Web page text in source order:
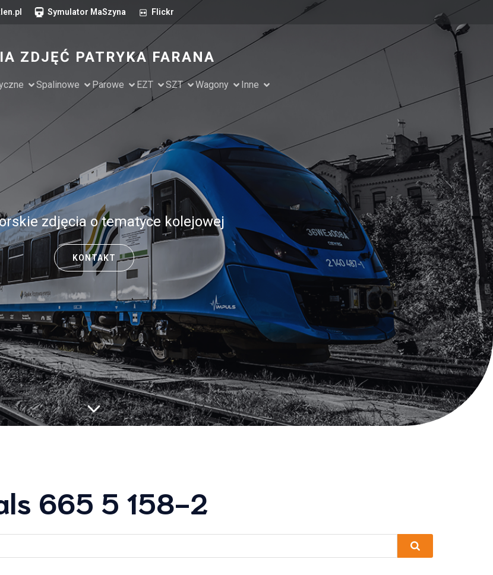
Symulator MaSzyna Flickr
ZDJĘĆ PATRYKA FARANA
Spalinowe Parowe EZT SZT Wagony Inne
zdjęcia o tematyce kolejowej
KONTAKT
665 5 158-2